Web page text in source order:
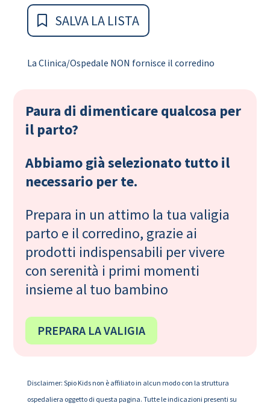
SALVA LA LISTA
La Clinica/Ospedale NON fornisce il corredino
Paura di dimenticare qualcosa per
il parto?
Abbiamo già selezionato tutto il
necessario per te.
Prepara in un attimo la tua valigia
parto e il corredino, grazie ai
prodotti indispensabili per vivere
con serenità i primi momenti
insieme al tuo bambino
PREPARA LA VALIGIA
Disclaimer: Spio Kids non è affiliato in alcun modo con la struttura
ospedaliera oggetto di questa pagina. Tutte le indicazioni presenti su